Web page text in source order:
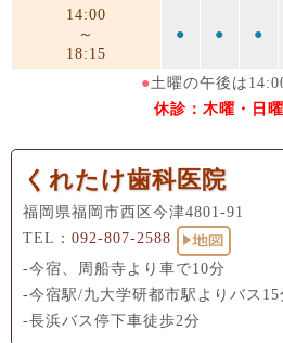
14:00
～
18:15
● ● ●
●土曜の午後は
休診：木曜・日
くれたけ歯科医院
福岡県福岡市西区今津4801-91
TEL： 092-807-2588
-今宿、周船寺より車で10分
-今宿駅/九大学研都市駅よりバス15
-長浜バス停下車徒歩2分